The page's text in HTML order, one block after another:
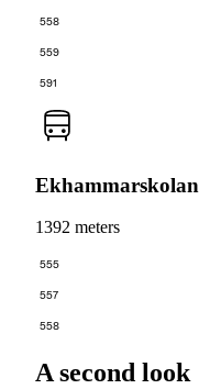
558
559
591
Ekhammarskolan
1392 meters
555
557
558
A second look